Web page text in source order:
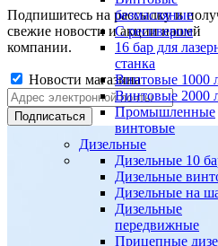
безмасляные
C ресивером
16 бар для
станка
Винтовые 1000
Винтовые 2000
Промышленные
винтовые
Дизельные
Дизельные 10
Дизельные
Дизельные на
Дизельные
передвижные
Прицепные
Подпишитесь на рассылку и
свежие новости и акции нашей
компании.
Новости магазина